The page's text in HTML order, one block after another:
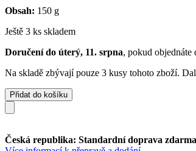
Obsah: 150 g
Ještě 3 ks skladem
Doručení do úterý, 11. srpna, pokud objednáte
Na skladě zbývají pouze 3 kusy tohoto zboží.
Přidat do košíku
Česká republika: Standardní doprava zdarma